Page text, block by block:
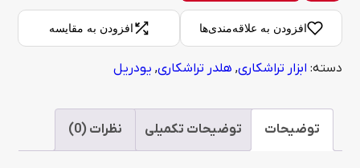
مدل
C32-
6D27-
سایز
27
افزودن به علاقه‌مندی‌ها افزودن به مقایسه
دسته: ابزار تراشکاری, هلدر تراشکاری, یودریل
توضیحات توضیحات تکمیلی نظرات (0)